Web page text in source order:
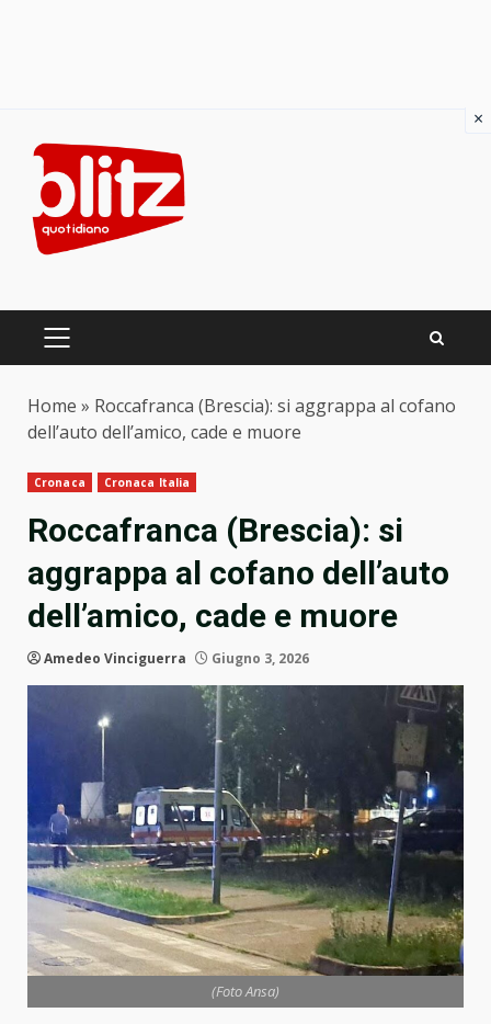
content
PRIMARY
Home » Roccafranca (Brescia): si aggrappa al cofano
dell’auto dell’amico, cade e muore
Cronaca Cronaca Italia
Roccafranca (Brescia): si
aggrappa al cofano dell’auto
dell’amico, cade e muore
Amedeo Vinciguerra Giugno 3, 2026
(Foto Ansa)
×